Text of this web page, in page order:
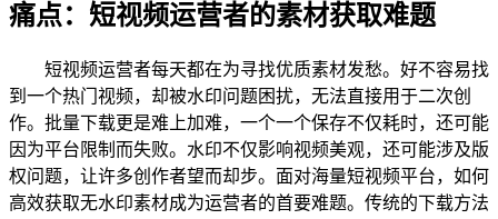
痛点：短视频运营者的素材获取难题
短视频运营者每天都在为寻找优质素材发愁。好不容易找
到一个热门视频，却被水印问题困扰，无法直接用于二次创
作。批量下载更是难上加难，一个一个保存不仅耗时，还可能
因为平台限制而失败。水印不仅影响视频美观，还可能涉及版
权问题，让许多创作者望而却步。面对海量短视频平台，如何
高效获取无水印素材成为运营者的首要难题。传统的下载方法